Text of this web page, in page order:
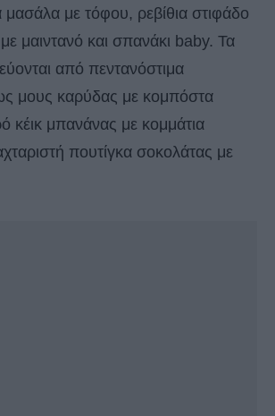
μασάλα με τόφου, ρεβίθια στιφάδο
με μαιντανό και σπανάκι baby. Τα
από πεντανόστιμα
μους καρύδας με κομπόστα
κέικ μπανάνας με κομμάτια
πουτίγκα σοκολάτας με